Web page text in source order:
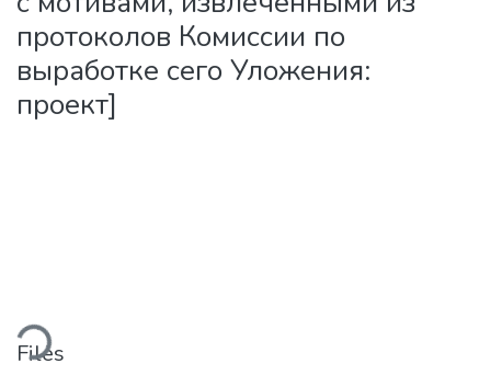
протоколов Комиссии по
выработке сего Уложения:
проект]
Files